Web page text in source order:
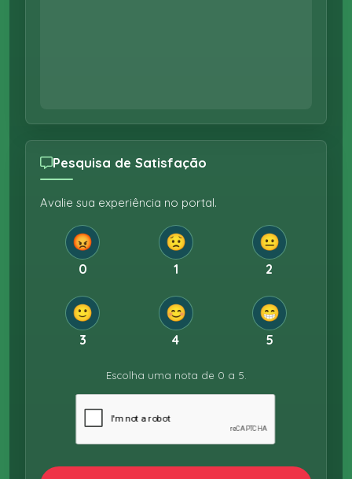
Pesquisa de Satisfação
Avalie sua experiência no portal.
😡
0
😟
1
😐
2
🙂
3
😊
4
😁
5
Escolha uma nota de 0 a 5.